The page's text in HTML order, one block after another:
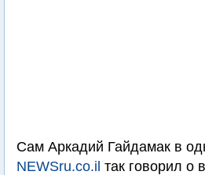
Сам Аркадий Гайдамак в
NEWSru.co.il так говорил о